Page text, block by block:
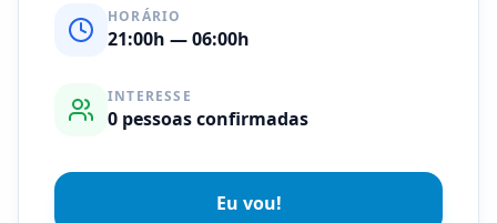
HORÁRIO
21:00h — 06:00h
INTERESSE
0 pessoas confirmadas
Eu vou!